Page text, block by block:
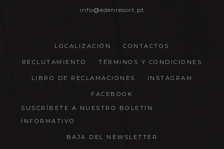
info@edenresort.pt
LOCALIZACIÓN CONTACTOS
RECLUTAMIENTO TÉRMINOS Y CONDICIONES
LIBRO DE RECLAMACIONES INSTAGRAM
FACEBOOK
SUSCRÍBETE A NUESTRO BOLETÍN
INFORMATIVO
BAJA DEL NEWSLETTER